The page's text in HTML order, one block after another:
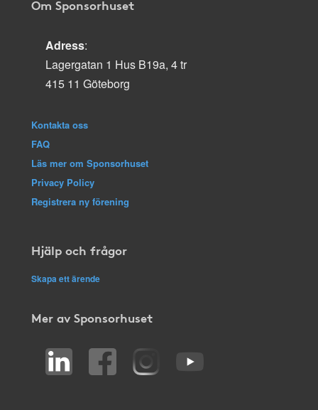
Om Sponsorhuset
Adress:
Lagergatan 1 Hus B19a, 4 tr
415 11 Göteborg
Kontakta oss
FAQ
Läs mer om Sponsorhuset
Privacy Policy
Registrera ny förening
Hjälp och frågor
Skapa ett ärende
Mer av Sponsorhuset